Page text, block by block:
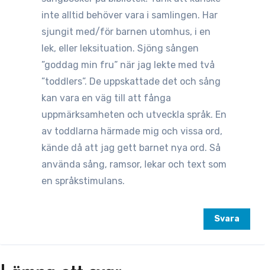
inte alltid behöver vara i samlingen. Har
sjungit med/för barnen utomhus, i en
lek, eller leksituation. Sjöng sången
”goddag min fru” när jag lekte med två
”toddlers”. De uppskattade det och sång
kan vara en väg till att fånga
uppmärksamheten och utveckla språk. En
av toddlarna härmade mig och vissa ord,
kände då att jag gett barnet nya ord. Så
använda sång, ramsor, lekar och text som
en språkstimulans.
Svara